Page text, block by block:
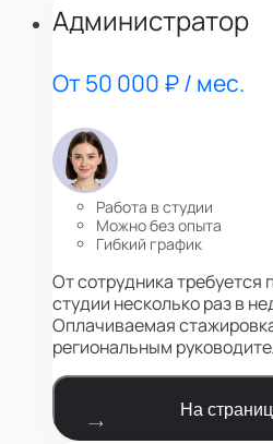
Администратор
От 50 000 ₽ / мес.
Работа в студии
Можно без опыта
Гибкий график
От сотрудника
студии несколько раз в
Оплачиваемая
региональным
На